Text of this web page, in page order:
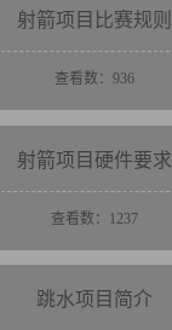
射箭项目比赛规则
查看数：936
射箭项目硬件要求
查看数：1237
跳水项目简介